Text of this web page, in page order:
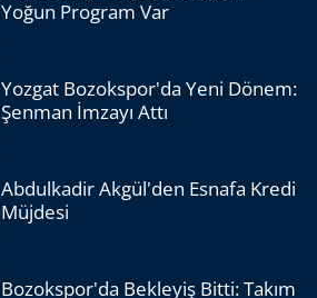
Yoğun Program Var
Yozgat Bozokspor'da Yeni Dönem:
Şenman İmzayı Attı
Abdulkadir Akgül'den Esnafa Kredi
Müjdesi
Bozokspor'da Bekleyiş Bitti: Takım